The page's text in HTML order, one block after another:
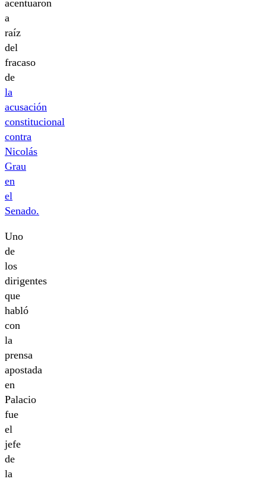
acentuaron
a
raíz
del
fracaso
de
la
acusación
constitucional
contra
Nicolás
Grau
en
el
Senado.
Uno
de
los
dirigentes
que
habló
con
la
prensa
apostada
en
Palacio
fue
el
jefe
de
la